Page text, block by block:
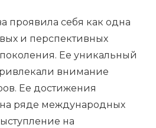
проявила себя как одна
и перспективных
Ее уникальный
внимание
Ее достижения
ряде международных
на